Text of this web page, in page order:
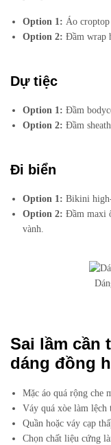
Option 1: Áo croptop
Option 2: Đầm wrap
Dự tiệc
Option 1: Đầm
Option 2: Đầm
Đi biển
Option 1: Bikini
Option 2: Đầm maxi
vành.
Sai lầm cần
dáng đồng
Mặc áo quá rộng che
Váy quá xòe làm lệch
Quần hoặc váy cạp
Chọn chất liệu cứng